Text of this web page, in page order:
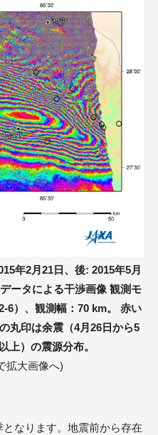
年2月21日、後: 2015年5月
ータによる干渉画像 観測モ
6）、観測幅：70 km。 赤い
丸印は余震（4月26日から5
上）の震源分布。
拡大画像へ)
なります。地震前から存在